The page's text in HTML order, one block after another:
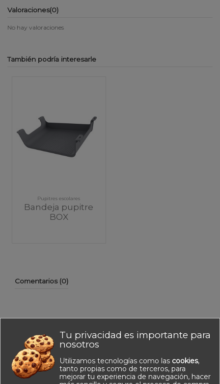
Valoraciones(0)
No hay valoraciones
También podría interesarle
Pupitres escolares
Bandeja pupitre
BOX
Comentarios (0)
No hay reseñas de clientes en este momento.
Tu privacidad es importante para
nosotros
Utilizamos tecnologías como las cookies,
tanto propias como de terceros, para
mejorar tu experiencia de navegación, hacer